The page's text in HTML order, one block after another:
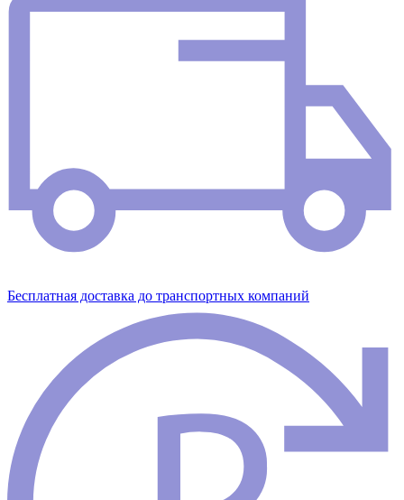
Бесплатная доставка до транспортных компаний